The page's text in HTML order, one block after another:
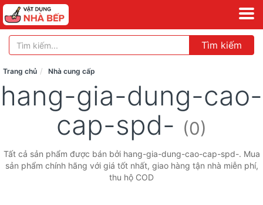
Tìm kiếm
Trang chủ Nhà cung cấp
hang-gia-dung-cao-
cap-spd- (0)
Tất cả sản phẩm được bán bởi hang-gia-dung-cao-cap-spd-. Mua
sản phẩm chính hãng với giá tốt nhất, giao hàng tận nhà miễn phí,
thu hộ COD